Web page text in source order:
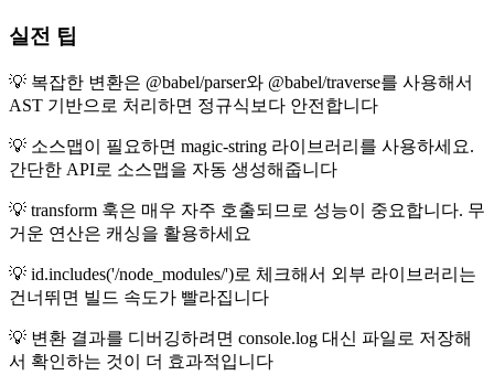
실전 팁
💡 복잡한 변환은 @babel/parser와 @babel/traverse를 사용해서
AST 기반으로 처리하면 정규식보다 안전합니다
💡 소스맵이 필요하면 magic-string 라이브러리를 사용하세요.
간단한 API로 소스맵을 자동 생성해줍니다
💡 transform 훅은 매우 자주 호출되므로 성능이 중요합니다. 무
거운 연산은 캐싱을 활용하세요
💡 id.includes('/node_modules/')로 체크해서 외부 라이브러리는
건너뛰면 빌드 속도가 빨라집니다
💡 변환 결과를 디버깅하려면 console.log 대신 파일로 저장해
서 확인하는 것이 더 효과적입니다